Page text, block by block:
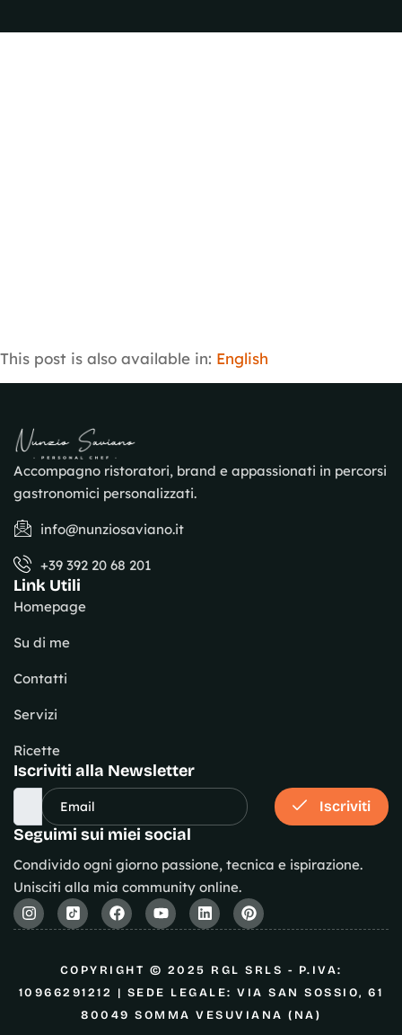
This post is also available in: English
Accompagno ristoratori, brand e appassionati in percorsi
gastronomici personalizzati.
info@nunziosaviano.it
+39 392 20 68 201
Link Utili
Homepage
Su di me
Contatti
Servizi
Ricette
Iscriviti alla Newsletter
Iscriviti
Seguimi sui miei social
Condivido ogni giorno passione, tecnica e ispirazione.
Unisciti alla mia community online.
COPYRIGHT © 2025 RGL SRLS - P.IVA:
10966291212 | SEDE LEGALE: VIA SAN SOSSIO, 61
80049 SOMMA VESUVIANA (NA)